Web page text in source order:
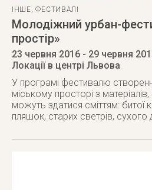
ІНШЕ,ФЕСТИВАЛІ
Молодіжний урбан-
простір»
23 червня 2016 - 29 червня
Локації в центрі Львова
У програмі фестивалю
міському просторі з
можуть здатися сміттям: битої
пляшок, старих светрів,